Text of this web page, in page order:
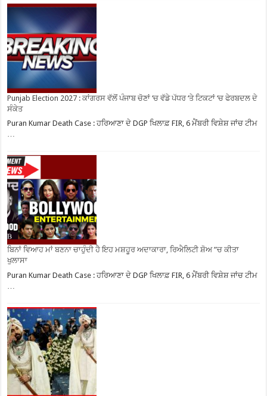
Punjab Election 2027 : ਕਾਂਗਰਸ ਵੱਲੋਂ ਪੰਜਾਬ ਚੋਣਾਂ ‘ਚ ਵੱਡੇ ਪੱਧਰ ‘ਤੇ ਟਿਕਟਾਂ ‘ਚ ਫੇਰਬਦਲ ਦੇ
ਸੰਕੇਤ
Puran Kumar Death Case : ਹਰਿਆਣਾ ਦੇ DGP ਖਿਲਾਫ਼ FIR, 6 ਮੈਂਬਰੀ ਵਿਸ਼ੇਸ਼ ਜਾਂਚ ਟੀਮ
…
ਬਿਨਾਂ ਵਿਆਹ ਮਾਂ ਬਣਨਾ ਚਾਹੁੰਦੀ ਹੈ ਇਹ ਮਸ਼ਹੂਰ ਅਦਾਕਾਰਾ, ਰਿਐਲਿਟੀ ਸ਼ੋਅ ”ਚ ਕੀਤਾ
ਖੁਲਾਸਾ
Puran Kumar Death Case : ਹਰਿਆਣਾ ਦੇ DGP ਖਿਲਾਫ਼ FIR, 6 ਮੈਂਬਰੀ ਵਿਸ਼ੇਸ਼ ਜਾਂਚ ਟੀਮ